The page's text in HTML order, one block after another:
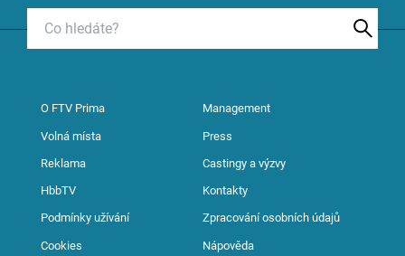
O FTV Prima Management
Volná místa Press
Reklama Castingy a výzvy
HbbTV Kontakty
Podmínky užívání Zpracování osobních údajů
Cookies Nápověda